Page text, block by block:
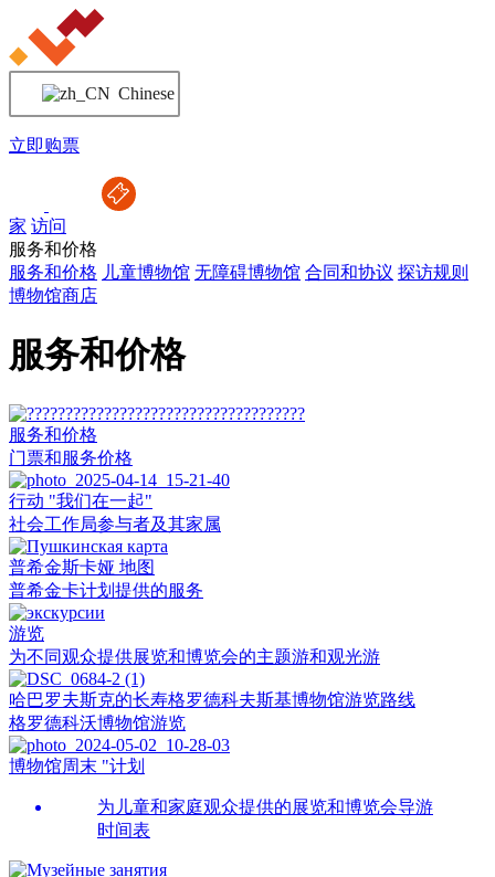
Chinese
立即购票
家 访问
服务和价格
服务和价格 儿童博物馆 无障碍博物馆 合同和协议 探访规则
博物馆商店
服务和价格
服务和价格
门票和服务价格
行动 "我们在一起"
社会工作局参与者及其家属
普希金斯卡娅 地图
普希金卡计划提供的服务
游览
为不同观众提供展览和博览会的主题游和观光游
哈巴罗夫斯克的长寿格罗德科夫斯基博物馆游览路线
格罗德科沃博物馆游览
博物馆周末 "计划
为儿童和家庭观众提供的展览和博览会导游
时间表